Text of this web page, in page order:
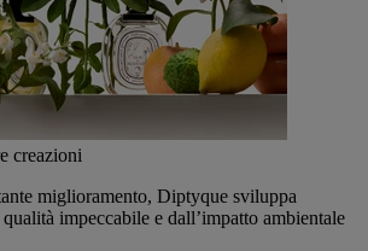
creazioni
miglioramento, Diptyque sviluppa
impeccabile e dall’impatto ambientale